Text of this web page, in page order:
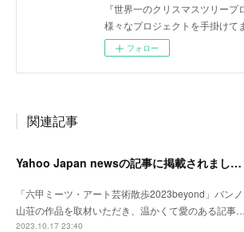
『世界一のクリスマスツリー
様々なプロジェクトを手掛けて
フォロー
関連記事
Yahoo Japan newsの記事に掲載されました。
「六甲ミーツ・アート芸術散歩2023beyond」バンノ
山荘の作品を取材いただき、温かくて愛のある記事…
2023.10.17 23:40